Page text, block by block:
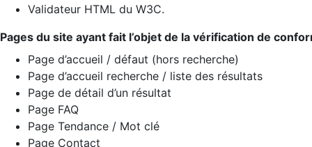
Validateur HTML du W3C.
Pages du site ayant fait l’objet de la vérification de
Page d’accueil / défaut (hors recherche)
Page d’accueil recherche / liste des résultats
Page de détail d’un résultat
Page FAQ
Page Tendance / Mot clé
Page Contact